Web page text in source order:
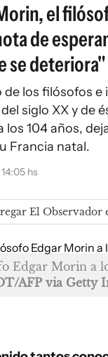
el
de
se deteriora"
de los filósofos e
siglo XX y de
los 104 años,
Francia natal.
14:05 hs
El Observador
Edgar Morin a
AFP via Getty